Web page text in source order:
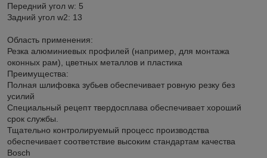
Передний угол w: 5
Задний угол w2: 13
Область применения:
Резка алюминиевых профилей (например, для монтажа
оконных рам), цветных металлов и пластика
Преимущества:
Полная шлифовка зубьев обеспечивает ровную резку без
усилий
Специальный рецепт твердосплава обеспечивает хороший
срок службы.
Тщательно контролируемый процесс производства
обеспечивает соответствие высоким стандартам качества
Bosch